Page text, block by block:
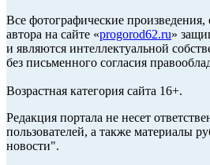
Все фотографические
автора на сайте «progorod62.ru»
и являются интеллектуальной
без письменного согласия
Возрастная категория сайта 16+.
Редакция портала не несет
пользователей, а также материалы
новости".